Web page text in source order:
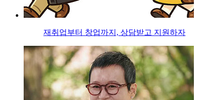
재취업부터 창업까지, 상담받고 지원하자